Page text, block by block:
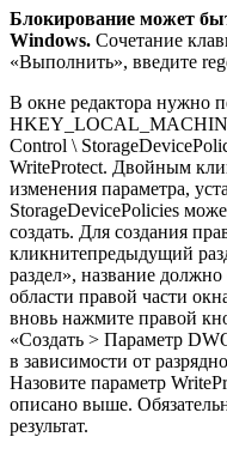
Блокирование может
Windows. Сочетание
«Выполнить», введите
В окне редактора нужно
Control \
WriteProtect. Двойным
изменения параметра,
StorageDevicePolicies
создать. Для создания
кликнитепредыдущий
раздел», название
области правой части
вновь нажмите правой
«Создать > Параметр
в зависимости от
Назовите параметр
описано выше.
результат.